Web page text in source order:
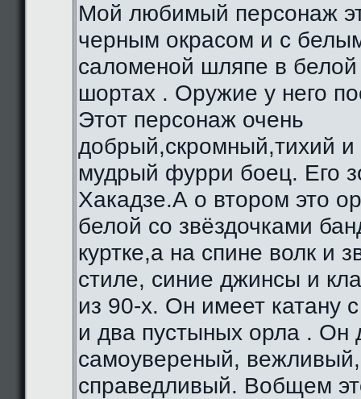
Мой любимый персонаж
черным окрасом и с
саломеной шляпе в
шортах . Оружие у него
Этот персонаж очень
добрый,скромный,тихий и
мудрый фурри боец. Его
Хакадзе.А о втором это
белой со звёздочками
куртке,а на спине волк и
стиле, синие джинсы и
из 90-х. Он имеет катану
и два пустыных орла . Он
самоувереный,
справедливый. Вобщем